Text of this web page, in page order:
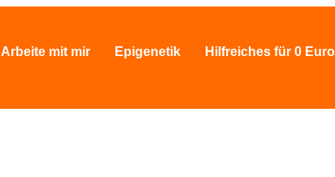
Arbeite mit mir Epigenetik Hilfreiches für 0 Euro